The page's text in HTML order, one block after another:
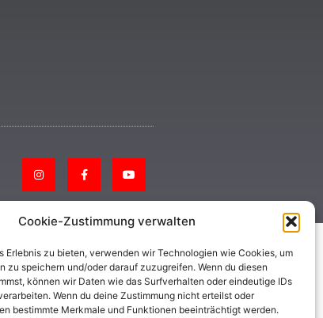
Cookie-Zustimmung verwalten
Erlebnis zu bieten, verwenden wir Technologien wie Cookies, um
zu speichern und/oder darauf zuzugreifen. Wenn du diesen
können wir Daten wie das Surfverhalten oder eindeutige IDs
Wenn du deine Zustimmung nicht erteilst oder
bestimmte Merkmale und Funktionen beeinträchtigt werden.